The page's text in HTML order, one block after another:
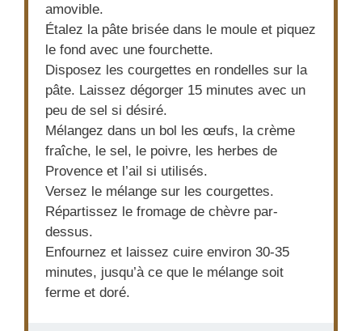
amovible.
Étalez la pâte brisée dans le moule et piquez
le fond avec une fourchette.
Disposez les courgettes en rondelles sur la
pâte. Laissez dégorger 15 minutes avec un
peu de sel si désiré.
Mélangez dans un bol les œufs, la crème
fraîche, le sel, le poivre, les herbes de
Provence et l’ail si utilisés.
Versez le mélange sur les courgettes.
Répartissez le fromage de chèvre par-
dessus.
Enfournez et laissez cuire environ 30-35
minutes, jusqu’à ce que le mélange soit
ferme et doré.